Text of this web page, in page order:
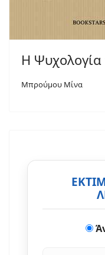
Η Ψυχολογία
Μπρούμου Μίνα